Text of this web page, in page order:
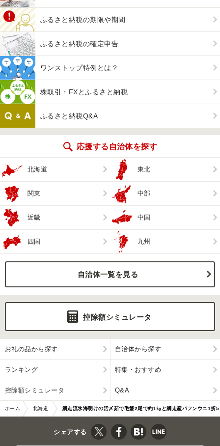
ふるさと納税の期限や期間
ふるさと納税の確定申告
ワンストップ特例とは？
株取引・FXとふるさと納税
ふるさと納税Q&A
応援する自治体を探す
北海道 東北
関東 中部
近畿 中国
四国 九州
自治体一覧を見る
控除額シミュレータ
お礼の品から探す 自治体から探す
ランキング 特集・おすすめ
控除額シミュレータ Q&A
ホーム 北海道 網走流氷海明けの活〆茹で毛蟹2尾で約1㎏と網走産バフンウニ1折5
0gセット冷蔵便届け ABAO134
シェアする